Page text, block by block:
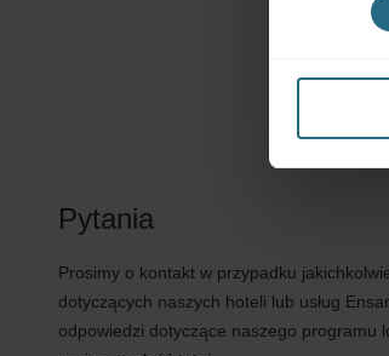
Pytania
Prosimy o kontakt w przypadku
dotyczących naszych hoteli lub usług
odpowiedzi dotyczące naszego programu